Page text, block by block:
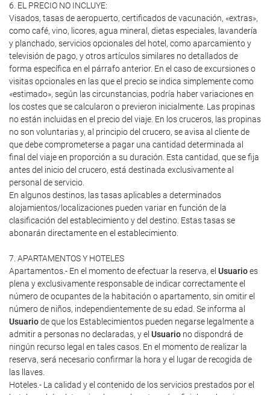
6. EL PRECIO NO INCLUYE:
Visados, tasas de aeropuerto, certificados de vacunación, «extras»,
como café, vino, licores, agua mineral, dietas especiales, lavandería
y planchado, servicios opcionales del hotel, como aparcamiento y
televisión de pago, y otros artículos similares no detallados de
forma específica en el párrafo anterior. En el caso de excursiones o
visitas opcionales en las que el precio se indica simplemente como
«estimado», según las circunstancias, podría haber variaciones en
los costes que se calcularon o previeron inicialmente. Las propinas
no están incluidas en el precio del viaje. En los cruceros, las propinas
no son voluntarias y, al principio del crucero, se avisa al cliente de
que debe comprometerse a pagar una cantidad determinada al
final del viaje en proporción a su duración. Esta cantidad, que se fija
antes del inicio del crucero, está destinada exclusivamente al
personal de servicio.
En algunos destinos, las tasas aplicables a determinados
alojamientos/localizaciones pueden variar en función de la
clasificación del establecimiento y del destino. Estas tasas se
abonarán directamente en el establecimiento.
7. APARTAMENTOS Y HOTELES
Apartamentos.- En el momento de efectuar la reserva, el Usuarioes
plena y exclusivamente responsable de indicar correctamente el
número de ocupantes de la habitación o apartamento, sin omitir el
número de niños, independientemente de su edad. Se informa al
Usuariode que los Establecimientos pueden negarse legalmente a
admitir a personas no declaradas, y el Usuario no dispondrá de
ningún recurso legal en tales casos. En el momento de realizar la
reserva, será necesario confirmar la hora y el lugar de recogida de
las llaves.
Hoteles.- La calidad y el contenido de los servicios prestados por el